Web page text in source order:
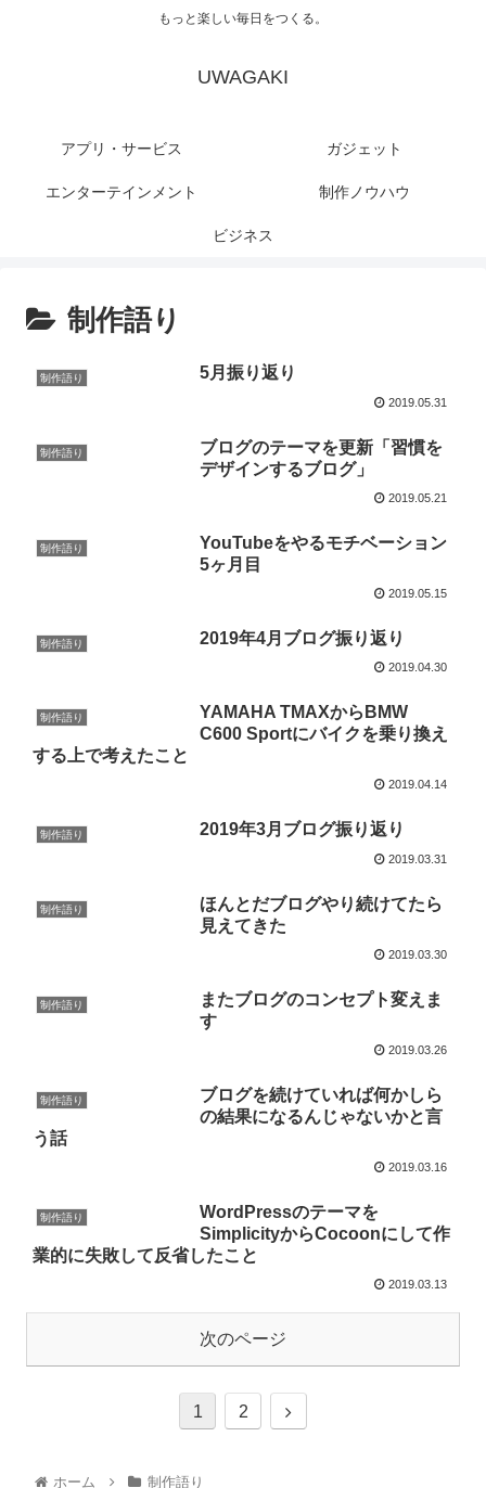
もっと楽しい毎日をつくる。
UWAGAKI
アプリ・サービス ガジェット
エンターテインメント 制作ノウハウ
ビジネス
制作語り
制作語り 5月振り返り
2019.05.31
制作語り
ブログのテーマを更新「習慣を
デザインするブログ」
2019.05.21
制作語り
YouTubeをやるモチベーション
5ヶ月目
2019.05.15
制作語り 2019年4月ブログ振り返り
2019.04.30
制作語り
YAMAHA TMAXからBMW
C600 Sportにバイクを乗り換え
する上で考えたこと
2019.04.14
制作語り 2019年3月ブログ振り返り
2019.03.31
制作語り
ほんとだブログやり続けてたら
見えてきた
2019.03.30
制作語り
またブログのコンセプト変えま
す
2019.03.26
制作語り
ブログを続けていれば何かしら
の結果になるんじゃないかと言
う話
2019.03.16
制作語り
WordPressのテーマを
SimplicityからCocoonにして作
業的に失敗して反省したこと
2019.03.13
次のページ
1 2
ホーム 制作語り